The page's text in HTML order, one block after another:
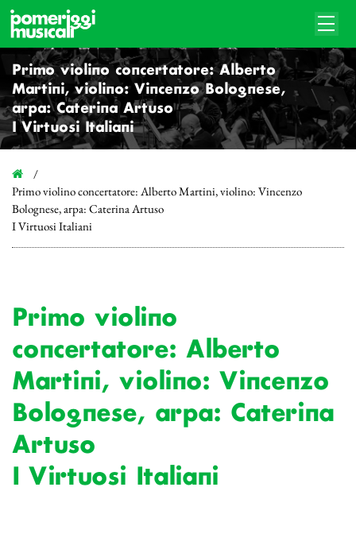
Primo violino concertatore: Alberto
Martini, violino: Vincenzo Bolognese,
arpa: Caterina Artuso
I Virtuosi Italiani
Primo violino concertatore: Alberto Martini, violino: Vincenzo
Bolognese, arpa: Caterina Artuso
I Virtuosi Italiani
Primo violino
concertatore: Alberto
Martini, violino: Vincenzo
Bolognese, arpa: Caterina
Artuso
I Virtuosi Italiani